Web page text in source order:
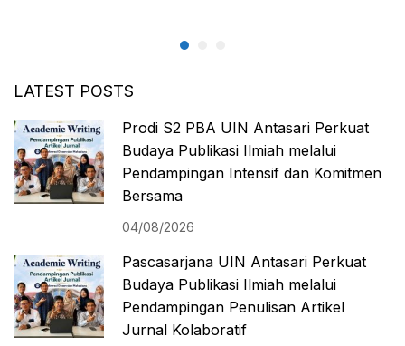
LATEST POSTS
Prodi S2 PBA UIN Antasari Perkuat
Budaya Publikasi Ilmiah melalui
Pendampingan Intensif dan Komitmen
Bersama
04/08/2026
Pascasarjana UIN Antasari Perkuat
Budaya Publikasi Ilmiah melalui
Pendampingan Penulisan Artikel
Jurnal Kolaboratif